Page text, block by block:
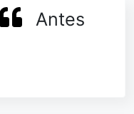
Antes